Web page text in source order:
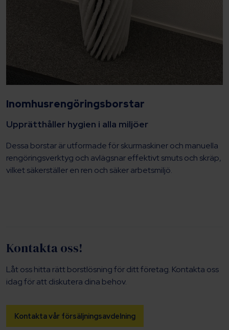
Inomhusrengöringsborstar
Upprätthåller hygien i alla miljöer
Dessa borstar är utformade för skurmaskiner och manuella
rengöringsverktyg och avlägsnar effektivt smuts och skräp,
vilket säkerställer en ren och säker arbetsmiljö.
Kontakta oss!
Låt oss hitta rätt borstlösning för ditt företag. Kontakta oss
idag för att diskutera dina behov.
Kontakta vår försäljningsavdelning